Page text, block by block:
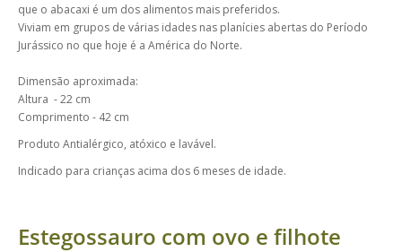
que o abacaxi é um dos alimentos mais preferidos.
Viviam em grupos de várias idades nas planícies abertas do Período
Jurássico no que hoje é a América do Norte.
Dimensão aproximada:
Altura - 22 cm
Comprimento - 42 cm
Produto Antialérgico, atóxico e lavável.
Indicado para crianças acima dos 6 meses de idade.
Estegossauro com ovo e filhote